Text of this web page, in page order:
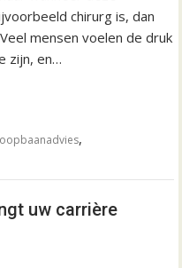
chirurg is, dan
mensen voelen de druk
zijn, en…
,
uw carrière